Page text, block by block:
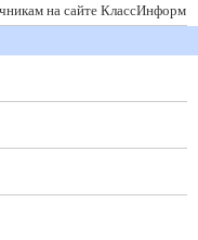
на сайте КлассИнформ